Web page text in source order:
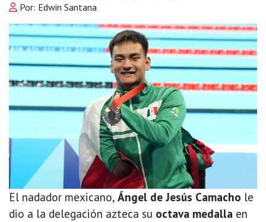
Por: Edwin Santana
El nadador mexicano, Ángel de Jesús Camacho le
dio a la delegación azteca su octava medalla en